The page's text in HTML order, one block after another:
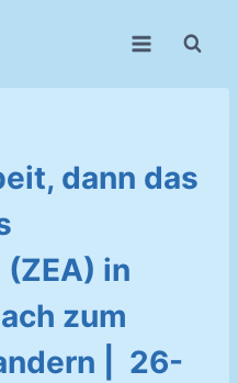
dann das
in
zum
| 26-